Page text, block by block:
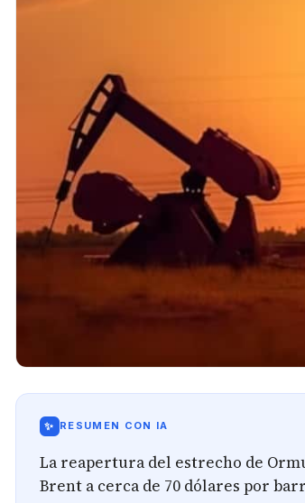
✨ RESUMEN CON IA
La reapertura del estrecho de
Brent a cerca de 70 dólares por